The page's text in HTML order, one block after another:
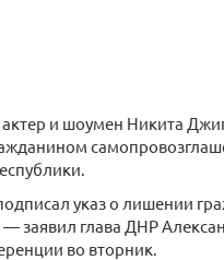
актер и шоумен Никита
указ о лишении
заявил глава ДНР
во вторник.